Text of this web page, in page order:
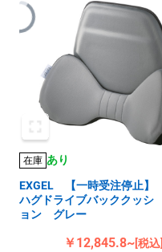
在庫 あり
EXGEL 【一時受注停止】
ハグドライブバッククッシ
ョン グレー
￥12,845.8~[税込]